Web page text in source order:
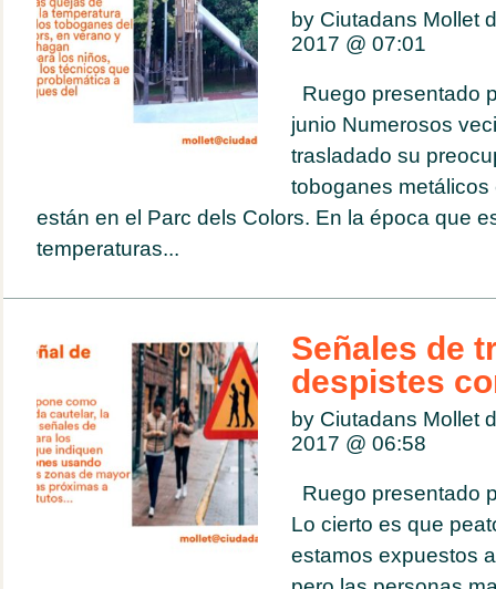
by Ciutadans Mollet
2017 @ 07:01
Ruego presentado
junio Numerosos
trasladado su
toboganes
están en el Parc dels Colors. En la época que
temperaturas...
Señales de
despistes
by Ciutadans Mollet
2017 @ 06:58
Ruego presentado
Lo cierto es que
estamos expuestos